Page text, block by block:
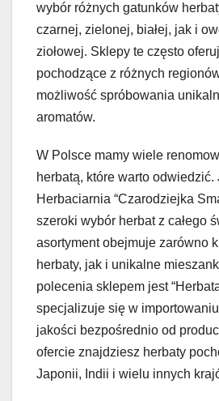
wybór różnych gatunków
czarnej, zielonej, białej, jak i
ziołowej. Sklepy te często
pochodzące z różnych
możliwość spróbowania
aromatów.
W Polsce mamy wiele
herbatą, które warto
Herbaciarnia “Czarodziejka
szeroki wybór herbat z całego
asortyment obejmuje zarówno
herbaty, jak i unikalne
polecenia sklepem jest
specjalizuje się w
jakości bezpośrednio od
ofercie znajdziesz herbaty
Japonii, Indii i wielu innych